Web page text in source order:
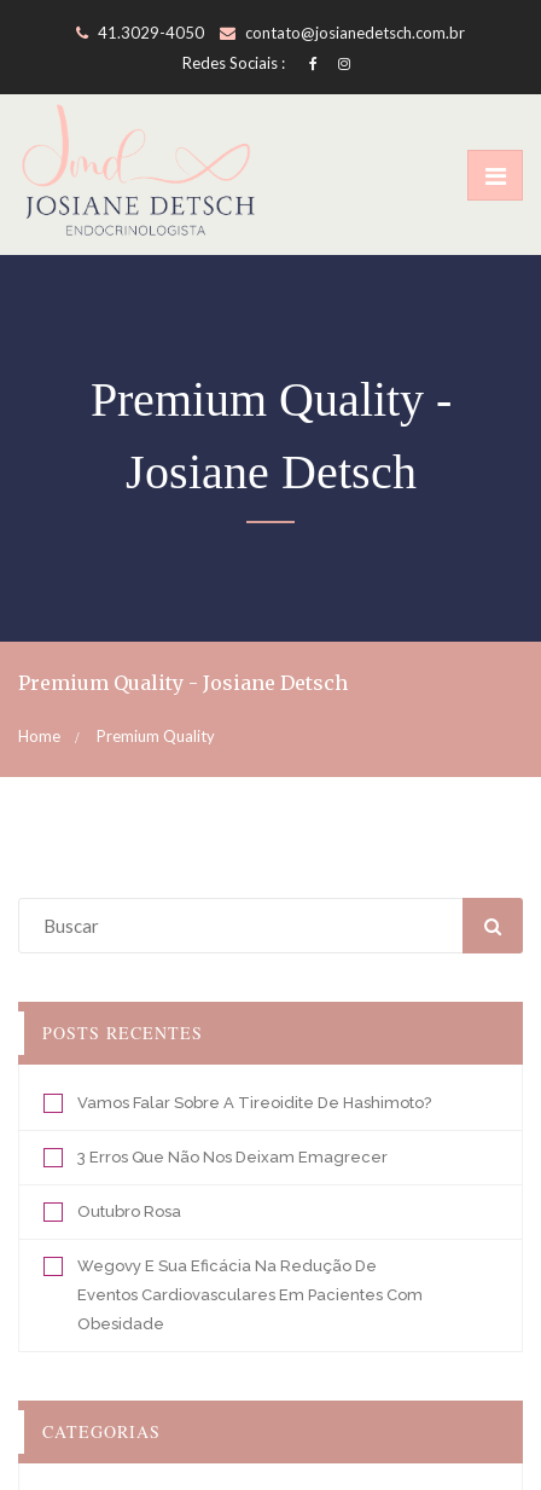
41.3029-4050
contato@josianedetsch.com.br
Redes Sociais :
Premium Quality -
Josiane Detsch
Premium Quality - Josiane Detsch
Home Premium Quality
POSTS RECENTES
Vamos Falar Sobre A Tireoidite De Hashimoto?
3 Erros Que Não Nos Deixam Emagrecer
Outubro Rosa
Wegovy E Sua Eficácia Na Redução De
Eventos Cardiovasculares Em Pacientes Com
Obesidade
CATEGORIAS